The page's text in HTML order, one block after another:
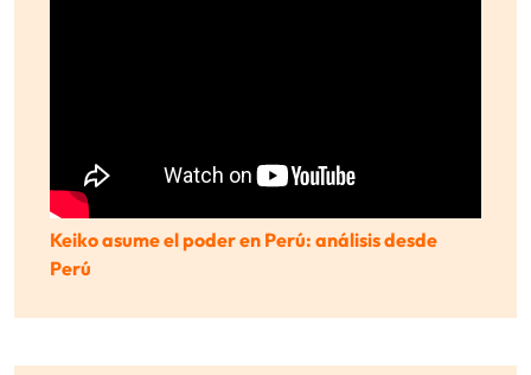
Keiko asume el poder en Perú: análisis desde
Perú